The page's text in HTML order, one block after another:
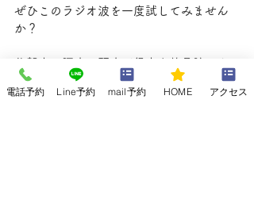
ぜひこのラジオ波を一度試してみません
か？
し整骨院・整体院でした‼
電話予約 Line予約 mail予約 HOME アクセス